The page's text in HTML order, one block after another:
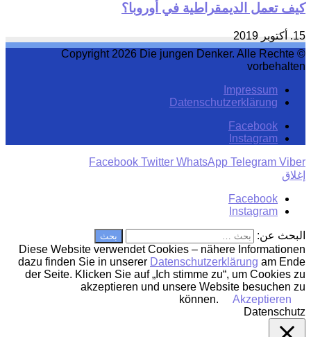
كيف تعمل الديمقراطية في أوروبا؟
15. أكتوبر 2019
© Copyright 2026 Die jungen Denker. Alle Rechte
vorbehalten
Impressum
Datenschutzerklärung
Facebook
Instagram
Facebook Twitter WhatsApp Telegram Viber
إغلاق
Facebook
Instagram
البحث عن:
Diese Website verwendet Cookies – nähere Informationen
dazu finden Sie in unserer Datenschutzerklärung am Ende
der Seite. Klicken Sie auf „Ich stimme zu“, um Cookies zu
akzeptieren und unsere Website besuchen zu
können.
Akzeptieren
Datenschutz